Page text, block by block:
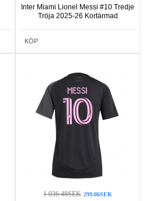
Inter Miami Lionel Messi #10 Tredje
Tröja 2025-26 Kortärmad
KÖP
1 036.48SEK 299.86SEK